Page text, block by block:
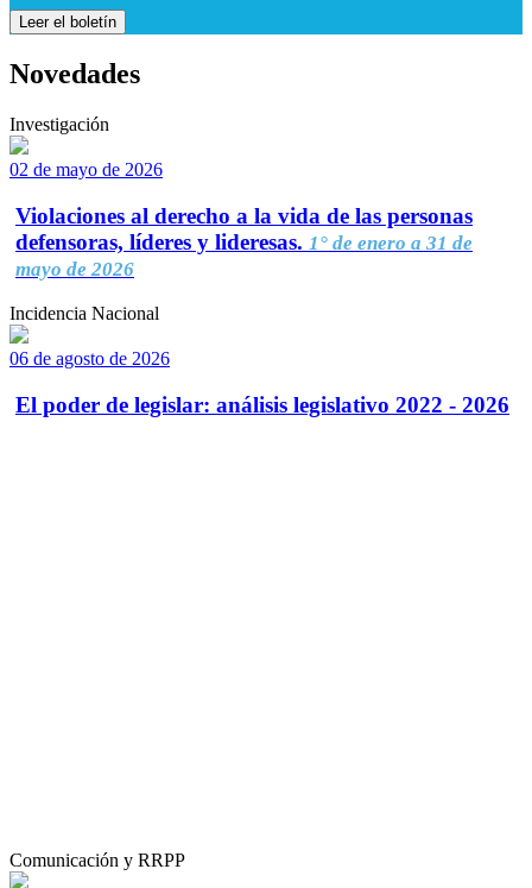
Leer el boletín
Novedades
Investigación
02 de mayo de 2026
Violaciones al derecho a la vida de las personas
defensoras, líderes y lideresas. 1° de enero a 31 de
mayo de 2026
Incidencia Nacional
06 de agosto de 2026
El poder de legislar: análisis legislativo 2022 - 2026
Comunicación y RRPP